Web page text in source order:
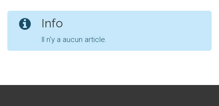
Info
Il n'y a aucun article.